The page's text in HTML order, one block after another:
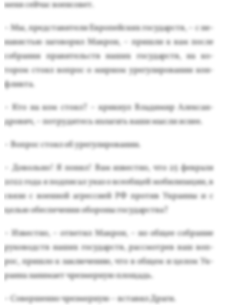
ме­ня сей­час во­ен­со­вет.
– Мы, пред­ста­вите­ли Ев­ро­пей­ских го­сударств, – с не­
навистью за­гово­рил Мак­рон, – приш­ли к вам пос­ле
соб­ра­ния пра­витель­ств на­ших го­сударств, на ко­
тором сто­ял воп­рос о мир­ном уре­гули­рова­нии кон­
флик­та.
– Кто на ком сто­ял? – крик­нул Вла­димир Алек­сан­
дро­вич, – пот­ру­дитесь из­ла­гать ва­ши мыс­ли яс­нее.
– Воп­рос сто­ял об уре­гули­рова­нии.
– До­воль­но! Я по­нял! Вам из­вес­тно, что 25 фев­ра­ля
2022 го­да я под­пи­сал указ о все­об­щей мо­били­зации, в
свя­зи с во­ен­ной аг­ресси­ей РФ про­тив Ук­ра­ины и с
целью обес­пе­чения обо­роны го­сударс­тва?
– Из­вес­тно, – от­ве­тил Мак­рон, – но об­щее соб­ра­ние
ру­ководств на­ших го­сударств, рас­смот­рев ваш воп­
рос, приш­ло к зак­лю­чению, что в об­щем и це­лом Ук­
ра­ина за­нима­ет чрез­мерную пло­щадь.
– Со­вер­шенно чрез­мерную – вста­вил Дра­ги.